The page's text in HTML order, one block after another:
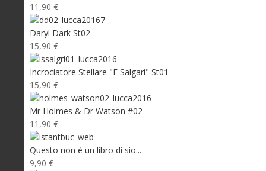
11,90 €
Daryl Dark St02
15,90 €
Incrociatore Stellare "E Salgari" St01
15,90 €
Mr Holmes & Dr Watson #02
11,90 €
Questo non è un libro di sio...
9,90 €